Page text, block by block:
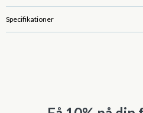
Specifikationer